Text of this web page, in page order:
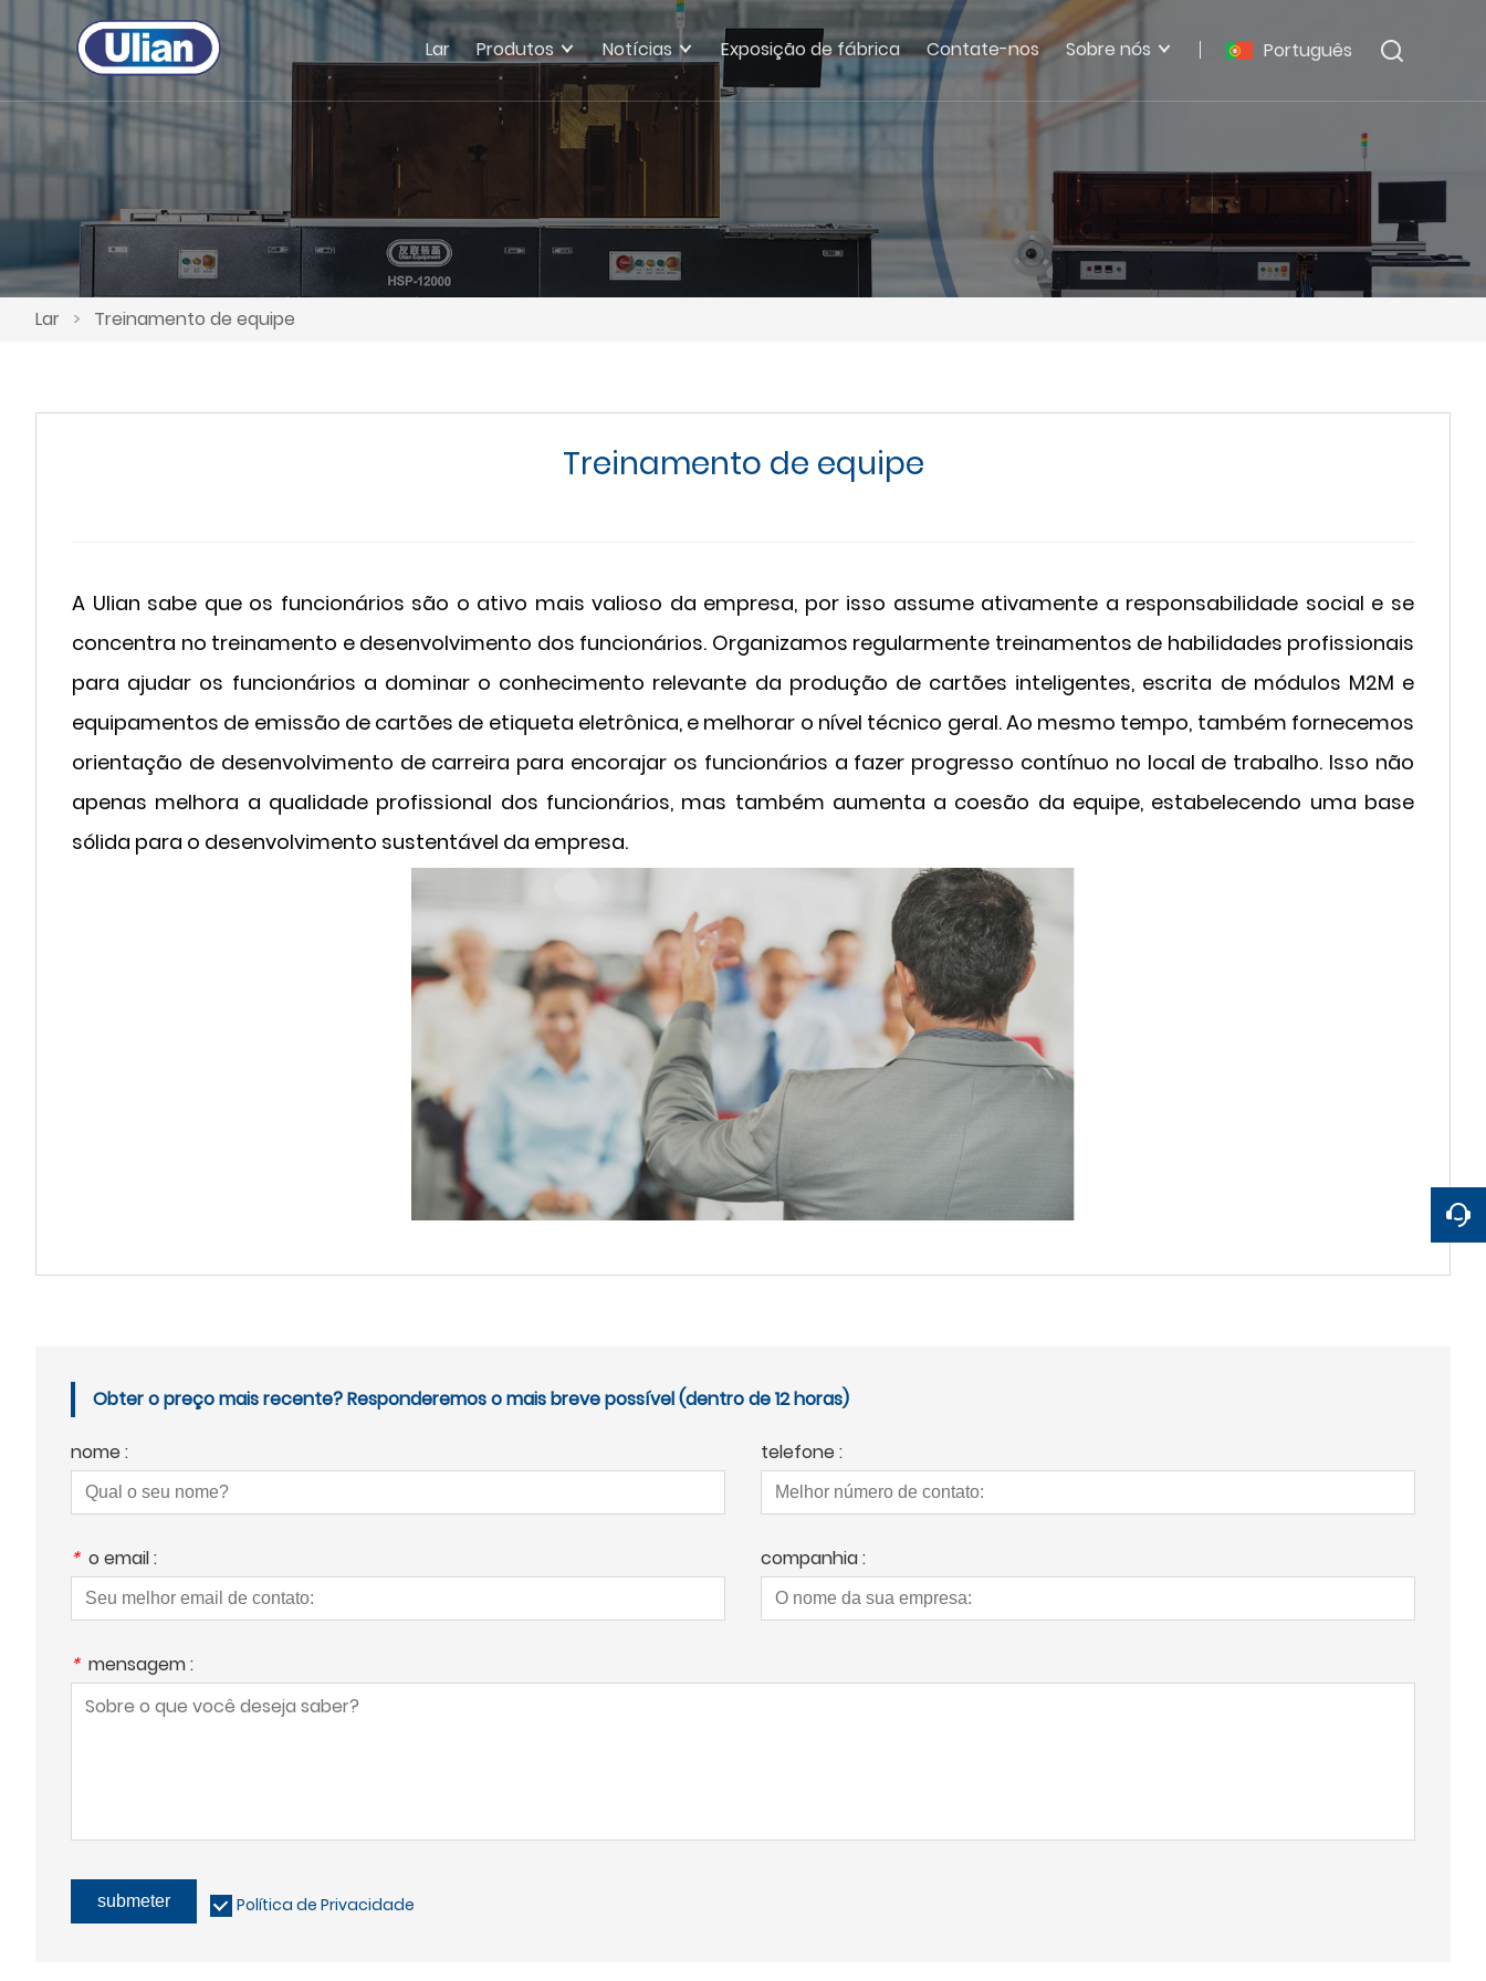
Português
Lar Produtos Notícias Exposição de fábrica Contate-nos Sobre nós
Lar > Treinamento de equipe
Treinamento de equipe
A Ulian sabe que os funcionários são o ativo mais valioso da empresa, por isso assume ativamente a responsabilidade social e se
concentra no treinamento e desenvolvimento dos funcionários. Organizamos regularmente treinamentos de habilidades profissionais
para ajudar os funcionários a dominar o conhecimento relevante da produção de cartões inteligentes, escrita de módulos M2M e
equipamentos de emissão de cartões de etiqueta eletrônica, e melhorar o nível técnico geral. Ao mesmo tempo, também fornecemos
orientação de desenvolvimento de carreira para encorajar os funcionários a fazer progresso contínuo no local de trabalho. Isso não
apenas melhora a qualidade profissional dos funcionários, mas também aumenta a coesão da equipe, estabelecendo uma base
sólida para o desenvolvimento sustentável da empresa.
Obter o preço mais recente? Responderemos o mais breve possível (dentro de 12 horas)
nome : telefone :
* o email : companhia :
* mensagem :
submeter Política de Privacidade